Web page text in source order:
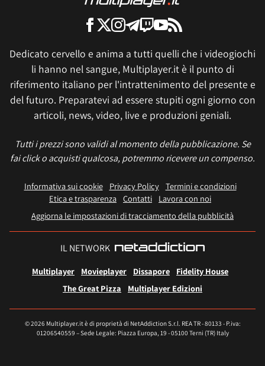
Dedicato cervello e anima a tutti quelli che i videogiochi
li hanno nel sangue, Multiplayer.it è il punto di
riferimento italiano per l'intrattenimento del presente e
del futuro. Preparatevi ad essere stupiti ogni giorno con
articoli, news, video, live e produzioni geniali.
Tutti i prezzi sono validi al momento della pubblicazione. Se
fai click o acquisti qualcosa, potremmo ricevere un compenso.
Informativa sui cookie Privacy Policy
Termini e condizioni
Etica e trasparenza Contatti
Lavora con noi
Aggiorna le impostazioni di tracciamento della pubblicità
IL NETWORK
Multiplayer Movieplayer Dissapore
Fidelity House
The Great Pizza
Multiplayer Edizioni
© 2026 Multiplayer.it è di proprietà di NetAddiction S.r.l. REA TR - 80133 - P.iva:
01206540559 – Sede Legale: Piazza Europa, 19 - 05100 Terni (TR) Italy